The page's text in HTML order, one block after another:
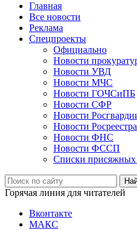
Главная
Все новости
Реклама
Спецпроекты
Официально
Новости
Новости УВД
Новости МЧС
Новости ГОЧСиПБ
Новости СФР
Новости
Новости Росреестра
Новости ФНС
Новости ФССП
Списки присяжных
Горячая линия для читателей
Вконтакте
МАКС